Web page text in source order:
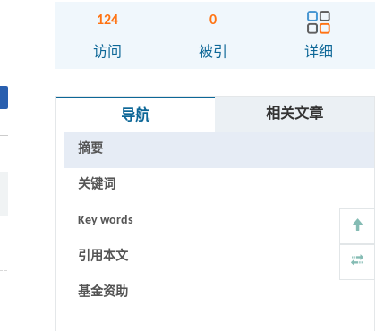
124
访问
0
被引 详细
导航 相关文章
摘要
关键词
Key words
引用本文
基金资助